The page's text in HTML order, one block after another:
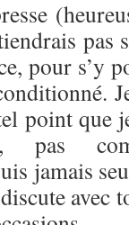
pour s’y
point que
pas
jamais
avec